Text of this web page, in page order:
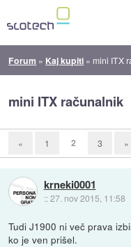
Forum » Kaj kupiti » mini ITX
mini ITX računalnik
« 1 2 3 »
krneki0001
::27. nov 2015, 11:58
Tudi J1900 ni več prava
ko je ven prišel.